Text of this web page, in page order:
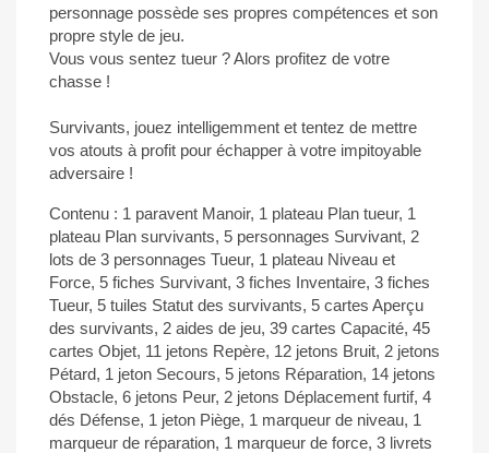
personnage possède ses propres compétences et son
propre style de jeu.
Vous vous sentez tueur ? Alors profitez de votre
chasse !
Survivants, jouez intelligemment et tentez de mettre
vos atouts à profit pour échapper à votre impitoyable
adversaire !
Contenu : 1 paravent Manoir, 1 plateau Plan tueur, 1
plateau Plan survivants, 5 personnages Survivant, 2
lots de 3 personnages Tueur, 1 plateau Niveau et
Force, 5 fiches Survivant, 3 fiches Inventaire, 3 fiches
Tueur, 5 tuiles Statut des survivants, 5 cartes Aperçu
des survivants, 2 aides de jeu, 39 cartes Capacité, 45
cartes Objet, 11 jetons Repère, 12 jetons Bruit, 2 jetons
Pétard, 1 jeton Secours, 5 jetons Réparation, 14 jetons
Obstacle, 6 jetons Peur, 2 jetons Déplacement furtif, 4
dés Défense, 1 jeton Piège, 1 marqueur de niveau, 1
marqueur de réparation, 1 marqueur de force, 3 livrets